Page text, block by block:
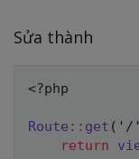
Sửa thành
<?php
Route :: get ( '/'
return